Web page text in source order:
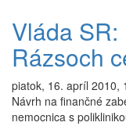
Vláda
Rázsoch
piatok, 16. apríl 2010,
Návrh na finančné
nemocnica s